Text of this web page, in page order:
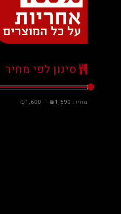
סינון לפי מחיר
מחיר: ₪1,590
—
₪1,600